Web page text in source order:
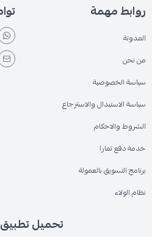
روابط مهمة
المدونة
من نحن
سياسة الخصوصية
سياسة الاستبدال والاسترجاع
الشروط والاحكام
خدمة دفع تمارا
برنامج التسويق بالعمولة
نظام الولاء
تحميل